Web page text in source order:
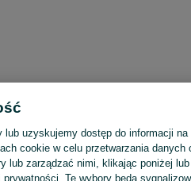
lub uzyskujemy dostęp do informacji na
cookie w celu przetwarzania danych
lub zarządzać nimi, klikając poniżej
Te wybory będą